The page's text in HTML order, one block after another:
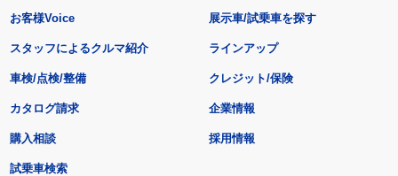
お客様Voice
スタッフによるクルマ紹介
展示車/試乗車を探す
ラインアップ
車検/点検/整備 クレジット/保険
カタログ請求
購入相談
試乗車検索
企業情報
採用情報